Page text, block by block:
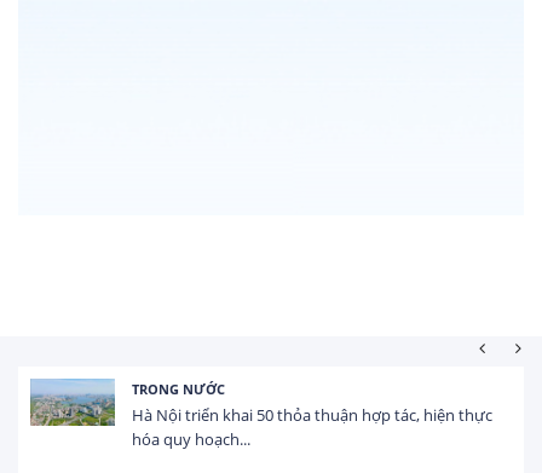
thỏa thuận hợp tác, hiện thực
Tổng vốn FDI đăng